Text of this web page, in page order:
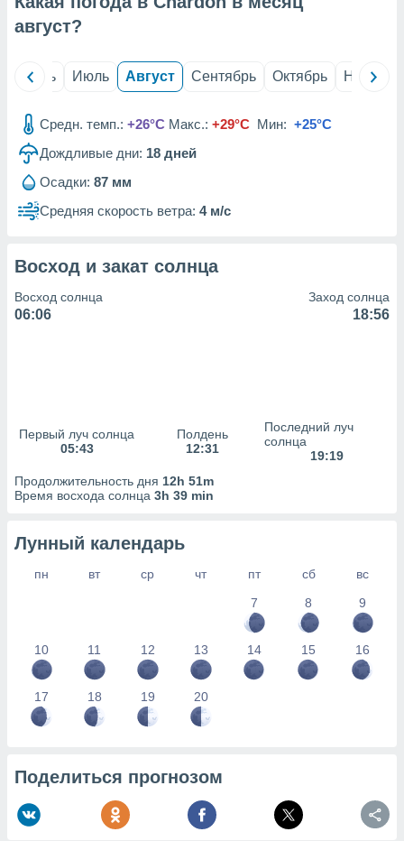
из
данных
наших 1199
август?
Июнь Июль Август Сентябрь Октябрь Ноябрь
Средн. темп.: +26°C Макс.: +29°C Мин: +25°C
Дождливые дни: 18 дней
Осадки: 87 мм
Средняя скорость ветра: 4 м/с
Восход и закат солнца
Восход солнца
06:06
Заход солнца
18:56
Первый луч солнца
05:43
Полдень
12:31
Последний луч
солнца
19:19
Продолжительность дня 12h 51m
Время восхода солнца 3h 39 min
Лунный календарь
пн вт ср чт пт сб
вс
7
8 9
10 11 12 13 14 15 16
17 18 19 20
Поделиться прогнозом